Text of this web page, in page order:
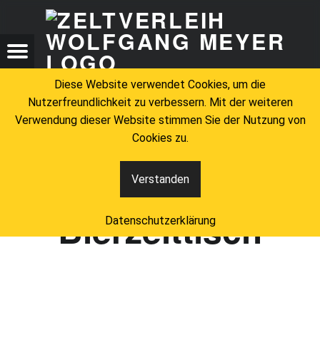
BIERZELTTISCH – ZELTVERLEIH WOLFGANG MEYER
ZELTVERLEIH WOLFGANG MEYER
Menu
Schlagwort:
Bierzelttisch
Diese Website verwendet Cookies, um die
Nutzerfreundlichkeit zu verbessern. Mit der weiteren
Verwendung dieser Website stimmen Sie der Nutzung von
Cookies zu.
Verstanden
Datenschutzerklärung